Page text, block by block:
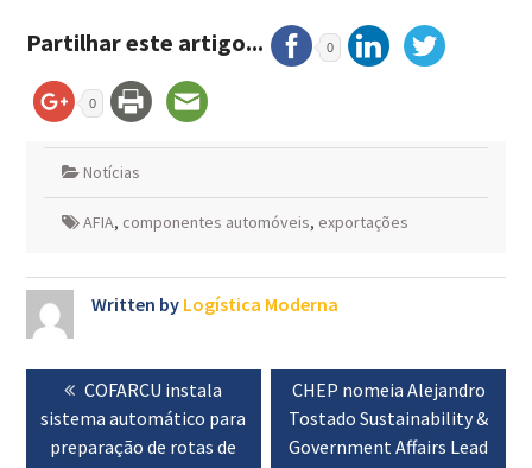
Partilhar este artigo... 0
0
Notícias
AFIA, componentes automóveis, exportações
Written by Logística Moderna
Navegação
artigos
Previous
post:
COFARCU instala
sistema automático para
preparação de rotas de
Next
post:
CHEP nomeia Alejandro
Tostado Sustainability &
Government Affairs Lead